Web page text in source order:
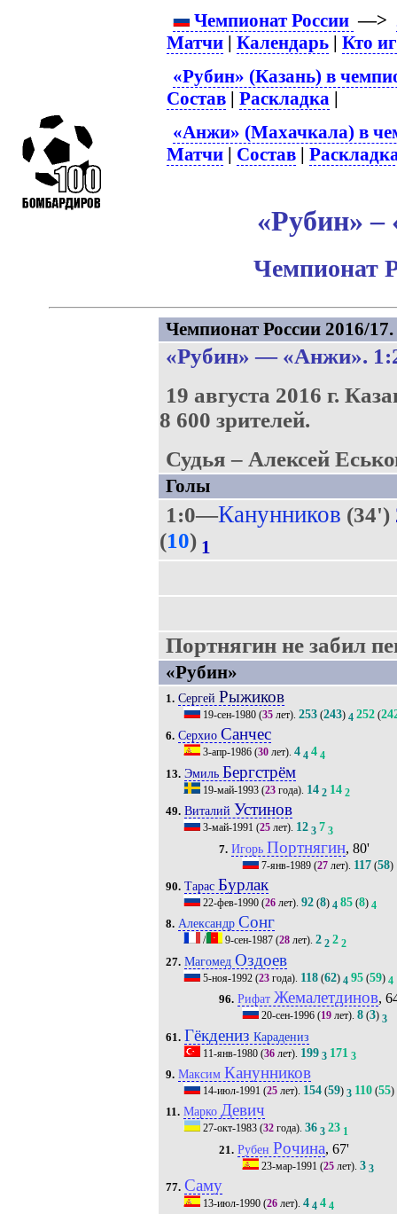
Чемпионат России —>
Матчи |Календарь |Кто
«Рубин» (Казань) в
Состав |Раскладка |
«Анжи» (Махачкала) в
Матчи | Состав |
«Рубин»
Чемпионат
Чемпионат России 2016/
«Рубин» — «Анжи».
19 августа 2016 г.
8 600 зрителей.
Судья – Алексей
Голы
1:0—Канунников (34')
(10) 1
Портнягин не забил
«Рубин»
1. Сергей Рыжиков
19-сен-1980(35лет). 253(243) 4 252(
6. Серхио Санчес
3-апр-1986(30лет). 4 4 4 4
13. Эмиль Бергстрём
19-май-1993(23года). 14 2 14 2
49. Виталий Устинов
3-май-1991 (25лет). 12 3 7 3
7. Игорь Портнягин, 80'
7-янв-1989 (27 лет). 117 (58)
90. Тарас Бурлак
22-фев-1990(26лет). 92(8) 4 85(8) 4
8. Александр Сонг
/ 9-сен-1987(28лет). 2 2 2 2
27. Магомед Оздоев
5-ноя-1992(23года). 118(62) 4 95(59) 4
96. Рифат Жемалетдинов,
20-сен-1996 (19 лет).8 (3) 3
61. Гёкдениз Карадениз
11-янв-1980(36лет). 199 3 171 3
9. Максим Канунников
14-июл-1991 (25лет). 154(59) 3 110(55)
11. Марко Девич
27-окт-1983(32года). 36 3 23 1
21. Рубен Рочина, 67'
23-мар-1991 (25 лет).3 3
77. Саму
13-июл-1990(26лет). 4 4 4 4